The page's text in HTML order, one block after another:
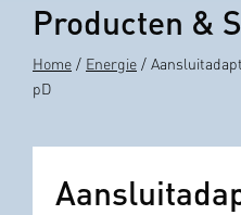
Producten &
Home / Energie /
pD